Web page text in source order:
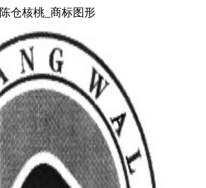
陈仓核桃_商标图形